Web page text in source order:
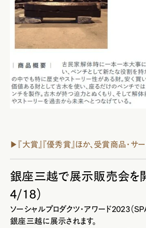
▶『大賞』『優秀賞』ほか、受賞商品・サ
銀座三越で展示販売会を
4/18）
ソーシャルプロダクツ・アワード2023（
銀座三越に展示されます。